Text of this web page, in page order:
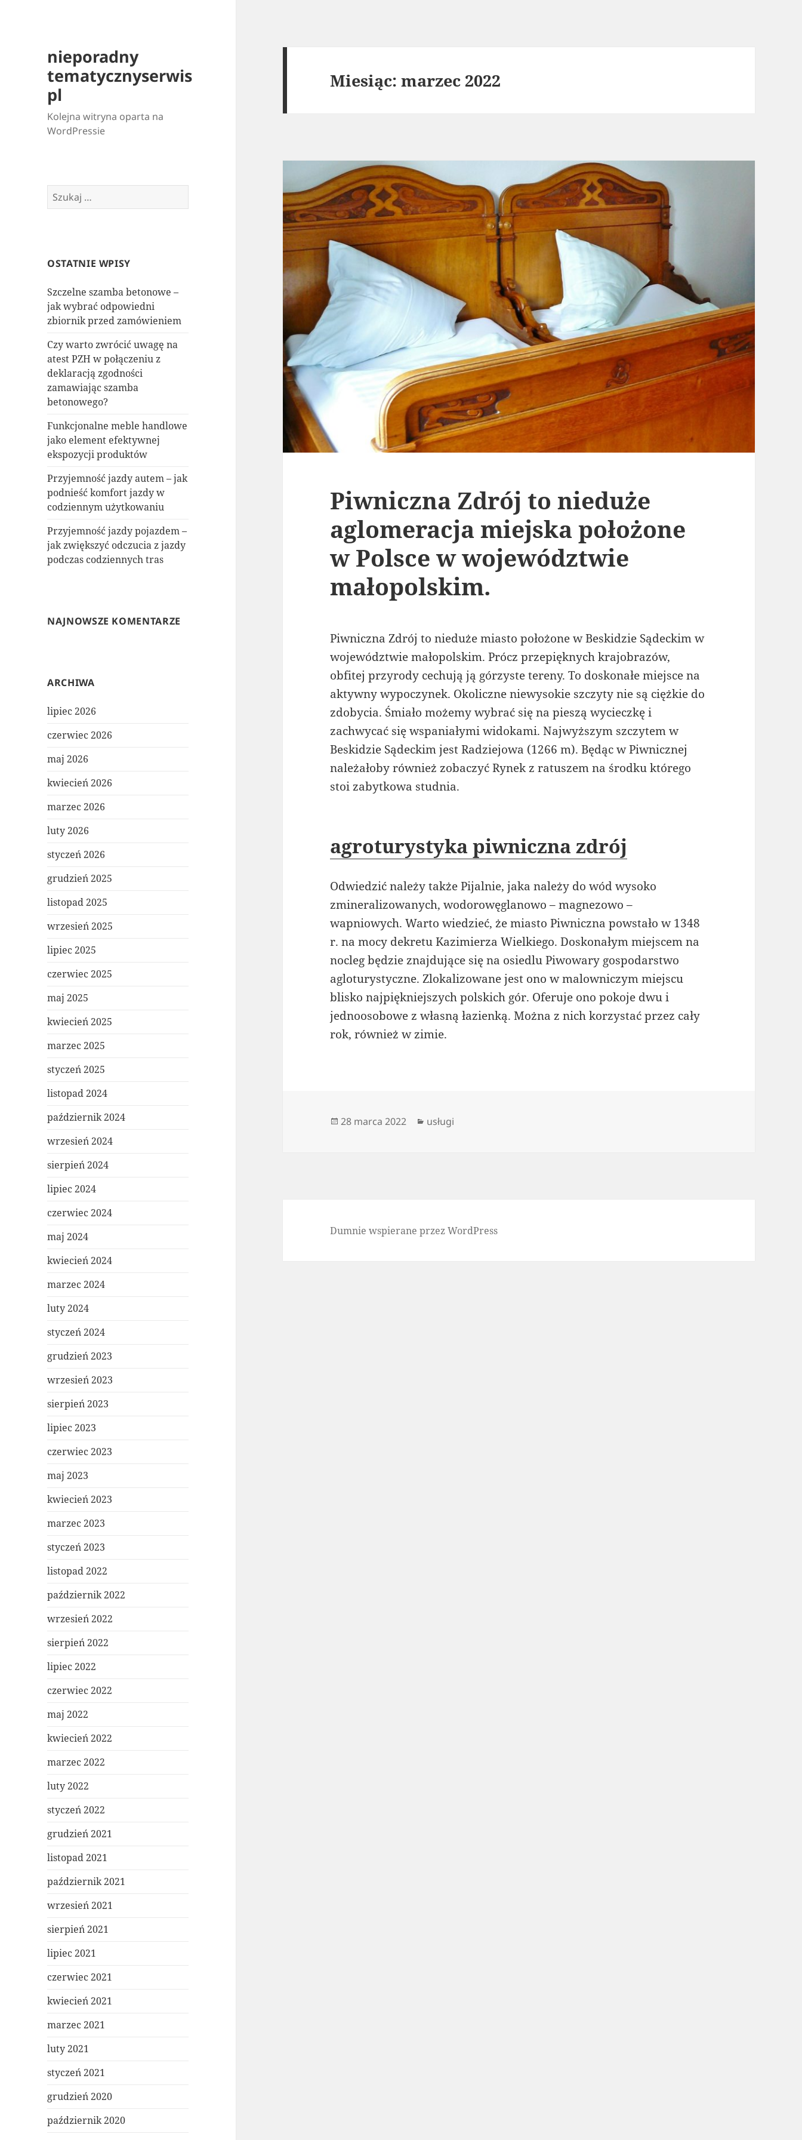
nieporadny
tematycznyserwis
pl
Kolejna witryna oparta na
WordPressie
Szukaj:
OSTATNIE WPISY
Szczelne szamba betonowe –
jak wybrać odpowiedni
zbiornik przed zamówieniem
Czy warto zwrócić uwagę na
atest PZH w połączeniu z
deklaracją zgodności
zamawiając szamba
betonowego?
Funkcjonalne meble handlowe
jako element efektywnej
ekspozycji produktów
Przyjemność jazdy autem – jak
podnieść komfort jazdy w
codziennym użytkowaniu
Przyjemność jazdy pojazdem –
jak zwiększyć odczucia z jazdy
podczas codziennych tras
NAJNOWSZE KOMENTARZE
ARCHIWA
lipiec 2026
czerwiec 2026
maj 2026
kwiecień 2026
marzec 2026
luty 2026
styczeń 2026
grudzień 2025
listopad 2025
wrzesień 2025
lipiec 2025
czerwiec 2025
maj 2025
kwiecień 2025
marzec 2025
styczeń 2025
listopad 2024
październik 2024
wrzesień 2024
sierpień 2024
lipiec 2024
czerwiec 2024
maj 2024
kwiecień 2024
marzec 2024
luty 2024
styczeń 2024
grudzień 2023
wrzesień 2023
sierpień 2023
lipiec 2023
czerwiec 2023
maj 2023
kwiecień 2023
marzec 2023
styczeń 2023
listopad 2022
październik 2022
wrzesień 2022
sierpień 2022
lipiec 2022
czerwiec 2022
maj 2022
kwiecień 2022
marzec 2022
luty 2022
styczeń 2022
grudzień 2021
listopad 2021
październik 2021
wrzesień 2021
sierpień 2021
lipiec 2021
czerwiec 2021
kwiecień 2021
marzec 2021
luty 2021
styczeń 2021
grudzień 2020
październik 2020
Miesiąc:marzec 2022
Piwniczna Zdrój to nieduże
aglomeracja miejska położone
w Polsce w województwie
małopolskim.
Piwniczna Zdrój to nieduże miasto położone w Beskidzie Sądeckim w
województwie małopolskim. Prócz przepięknych krajobrazów,
obfitej przyrody cechują ją górzyste tereny. To doskonałe miejsce na
aktywny wypoczynek. Okoliczne niewysokie szczyty nie są ciężkie do
zdobycia. Śmiało możemy wybrać się na pieszą wycieczkę i
zachwycać się wspaniałymi widokami. Najwyższym szczytem w
Beskidzie Sądeckim jest Radziejowa (1266 m). Będąc w Piwnicznej
należałoby również zobaczyć Rynek z ratuszem na środku którego
stoi zabytkowa studnia.
agroturystyka piwniczna zdrój
Odwiedzić należy także Pijalnie, jaka należy do wód wysoko
zmineralizowanych, wodorowęglanowo – magnezowo –
wapniowych. Warto wiedzieć, że miasto Piwniczna powstało w 1348
r. na mocy dekretu Kazimierza Wielkiego. Doskonałym miejscem na
nocleg będzie znajdujące się na osiedlu Piwowary gospodarstwo
agloturystyczne. Zlokalizowane jest ono w malowniczym miejscu
blisko najpiękniejszych polskich gór. Oferuje ono pokoje dwu i
jednoosobowe z własną łazienką. Można z nich korzystać przez cały
rok, również w zimie.
Data
28 marca 2022 Kategorie
usługi
Dumnie wspierane przez WordPress